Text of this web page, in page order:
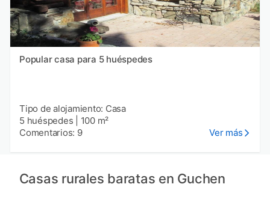
Popular casa para 5 huéspedes
Tipo de alojamiento: Casa
5 huéspedes
100 m²
Comentarios: 9
Ver más
Casas rurales baratas en Guchen